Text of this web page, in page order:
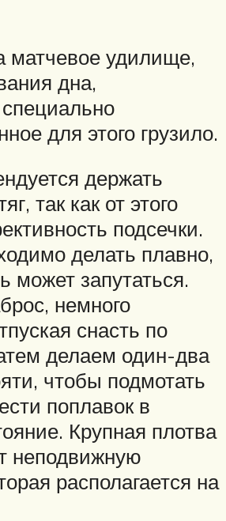
матчевое удилище,
дна,
для этого грузило.
держать
так как от этого
подсечки.
делать плавно,
может запутаться.
немного
снасть по
делаем один-два
чтобы подмотать
поплавок в
Крупная плотва
неподвижную
располагается на